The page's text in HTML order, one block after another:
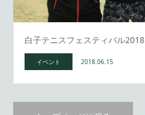
白子テニスフェスティバル2018
イベント 2018.06.15